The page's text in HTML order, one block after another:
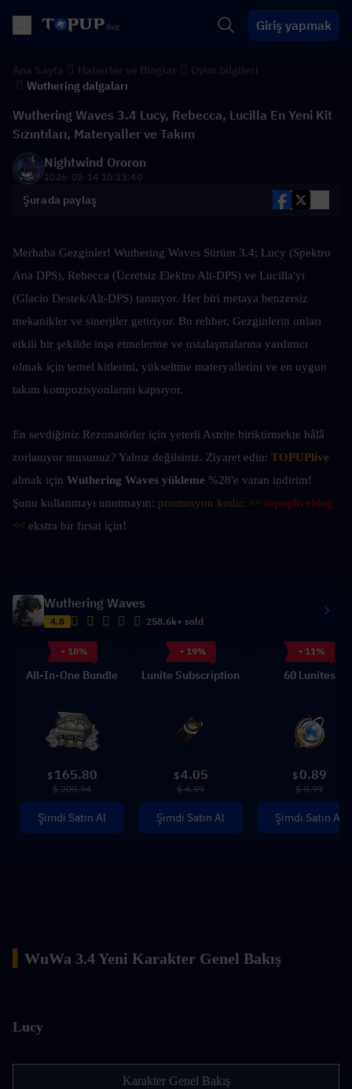
Giriş yapmak
Wuthering dalgaları
Wuthering Waves 3.4 Lucy, Rebecca, Lucilla En Yeni Kit
Sızıntıları, Materyaller ve Takım
Nightwind Ororon
2026-05-14 10:23:40
Şurada paylaş
Merhaba Gezginler! Wuthering Waves Sürüm 3.4; Lucy (Spektro
Ana DPS), Rebecca (Ücretsiz Elektro Alt-DPS) ve Lucilla'yı
(Glacio Destek/Alt-DPS) tanıtıyor. Her biri metaya benzersiz
mekanikler ve sinerjiler getiriyor. Bu rehber, Gezginlerin onları
etkili bir şekilde inşa etmelerine ve ustalaşmalarına yardımcı
olmak için temel kitlerini, yükseltme materyallerini ve en uygun
takım kompozisyonlarını kapsıyor.
En sevdiğiniz Rezonatörler için yeterli Astrite biriktirmekte hâlâ
zorlanıyor musunuz? Yalnız değilsiniz. Ziyaret edin: TOPUPlive
almak için Wuthering Waves yükleme %28'e varan indirim!
Şunu kullanmayı unutmayın: promosyon kodu: >> topupliveblog
<< ekstra bir fırsat için!
Wuthering Waves
4.8 258.6k+ sold
- 18%
All-In-One Bundle
$ 165.80
$ 200.94
Şimdi Satın Al
- 19%
Lunite Subscription
$4.05
$ 4.99
Şimdi Satın Al
- 11%
60 Lunites
$ 0.89
$ 0.99
Şimdi Satın Al
WuWa 3.4 Yeni Karakter Genel Bakış
Lucy
Karakter Genel Bakış